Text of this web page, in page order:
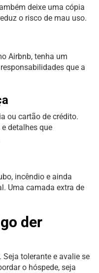
deixe uma cópia
o risco de mau uso.
Airbnb, tenha um
que a
ou cartão de crédito.
detalhes que
incêndio e ainda
Uma camada extra de
der
tolerante e avalie se
o hóspede, seja